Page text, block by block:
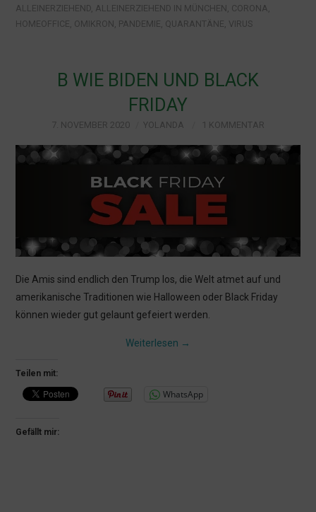
ALLEINERZIEHEND ALLEINERZIEHEND IN MÜNCHEN CORONA
HOMEOFFICE OMIKRON PANDEMIE QUARANTÄNE VIRUS
B WIE BIDEN UND BLACK
FRIDAY
7. NOVEMBER 2020 YOLANDA 1 KOMMENTAR
Die Amis sind endlich den Trump los, die Welt atmet auf und
amerikanische Traditionen wie Halloween oder Black Friday
können wieder gut gelaunt gefeiert werden.
Weiterlesen →
Teilen mit:
WhatsApp
Gefällt mir: